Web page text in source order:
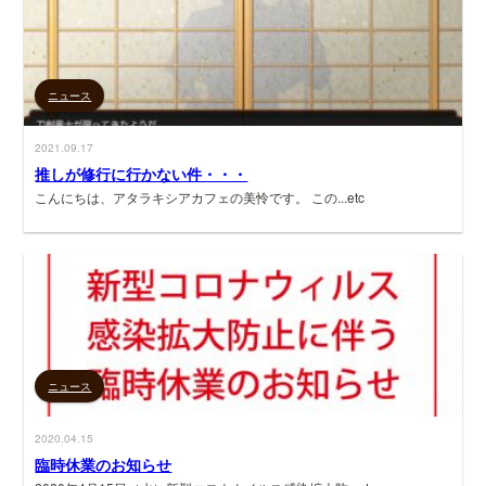
ニュース
2021.09.17
推しが修行に行かない件・・・
こんにちは、アタラキシアカフェの美怜です。 この...etc
ニュース
2020.04.15
臨時休業のお知らせ